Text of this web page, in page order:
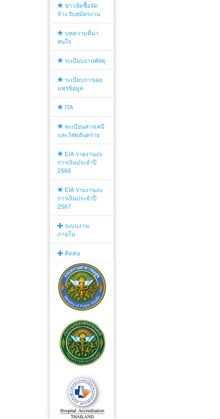
ข่าวจัดซื้อจัด
จ้าง รับสมัครงาน
บทความที่น่า
สนใจ
ระเบียบงานพัสดุ
ระเบียบการเผย
แพร่ข้อมูล
ITA
ทะเบียนสารเคมี
และวัสดุอันตราย
EIA รายงานงบ
การเงินประจำปี
2566
EIA รายงานงบ
การเงินประจำปี
2567
ระบบงาน
ภายใน
ติดต่อ